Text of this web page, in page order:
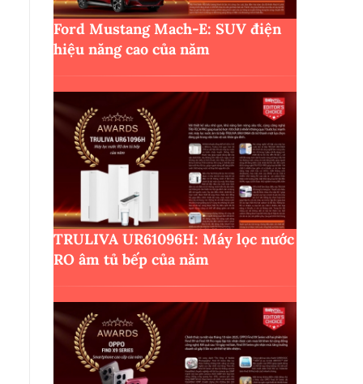
Ford Mustang Mach-E: SUV điện
hiệu năng cao của năm
TRULIVA UR61096H: Máy lọc nước
RO âm tủ bếp của năm